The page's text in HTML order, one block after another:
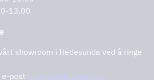
13.00
showroom i Hedesunda ved å ringe
e-post til order@tovenco.se.